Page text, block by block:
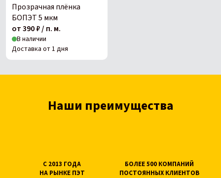
Прозрачная плёнка
БОПЭТ 5 мкм
от 390 ₽ / п. м.
В наличии
Доставка от 1 дня
Наши преимущества
С 2013 ГОДА
НА РЫНКЕ ПЭТ
БОЛЕЕ 500 КОМПАНИЙ
ПОСТОЯННЫХ КЛИЕНТОВ